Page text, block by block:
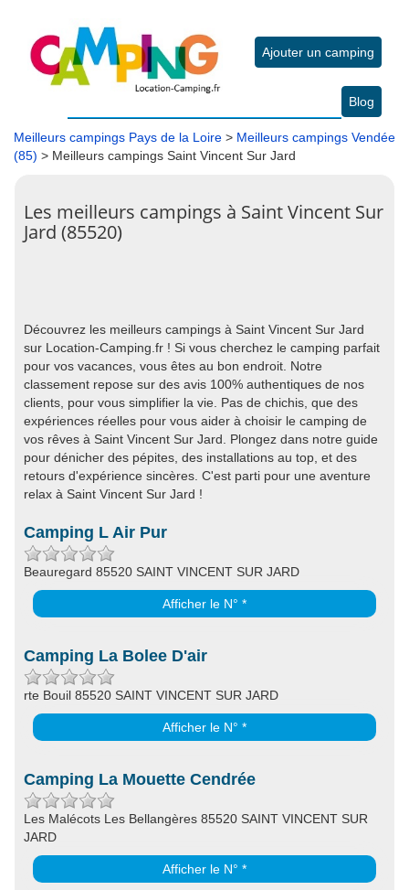
Ajouter un camping
Blog
Meilleurs campings Pays de la Loire > Meilleurs campings Vendée
(85) > Meilleurs campings Saint Vincent Sur Jard
Les meilleurs campings à Saint Vincent Sur
Jard (85520)
Découvrez les meilleurs campings à Saint Vincent Sur Jard
sur Location-Camping.fr ! Si vous cherchez le camping parfait
pour vos vacances, vous êtes au bon endroit. Notre
classement repose sur des avis 100% authentiques de nos
clients, pour vous simplifier la vie. Pas de chichis, que des
expériences réelles pour vous aider à choisir le camping de
vos rêves à Saint Vincent Sur Jard. Plongez dans notre guide
pour dénicher des pépites, des installations au top, et des
retours d'expérience sincères. C'est parti pour une aventure
relax à Saint Vincent Sur Jard !
Camping L Air Pur
Beauregard 85520 SAINT VINCENT SUR JARD
Afficher le N° *
Camping La Bolee D'air
rte Bouil 85520 SAINT VINCENT SUR JARD
Afficher le N° *
Camping La Mouette Cendrée
Les Malécots Les Bellangères 85520 SAINT VINCENT SUR
JARD
Afficher le N° *